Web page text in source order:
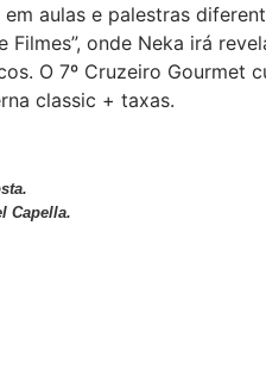
aulas e palestras
Filmes”, onde Neka irá
O 7º Cruzeiro Gourmet
classic + taxas.
Capella.